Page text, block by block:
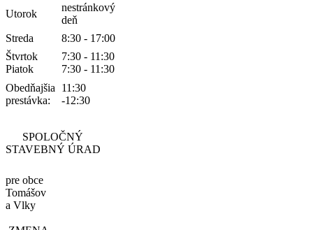
Utorok
nestránkový
deň
Streda
8:30 - 17:00
Štvrtok
7:30 - 11:30
Piatok
7:30 - 11:30
Obedňajšia
prestávka:
11:30
-12:30
SPOLOČNÝ
STAVEBNÝ ÚRAD
pre obce
Tomášov
a Vlky